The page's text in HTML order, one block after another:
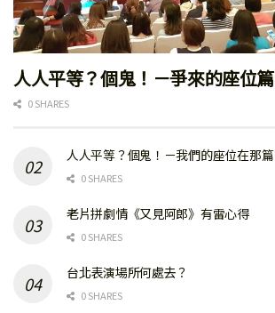
人人平等？個鬼！－爭來的座位篇
0 SHARES
人人平等？個鬼！－我們的座位在那篇
0 SHARES
老片拼劇情《又見阿郎》有雷心得
0 SHARES
台北表演場所何處去？
0 SHARES